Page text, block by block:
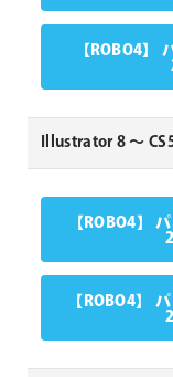
【ROBO4
Illustrator 8 〜
【ROBO4
【ROBO4